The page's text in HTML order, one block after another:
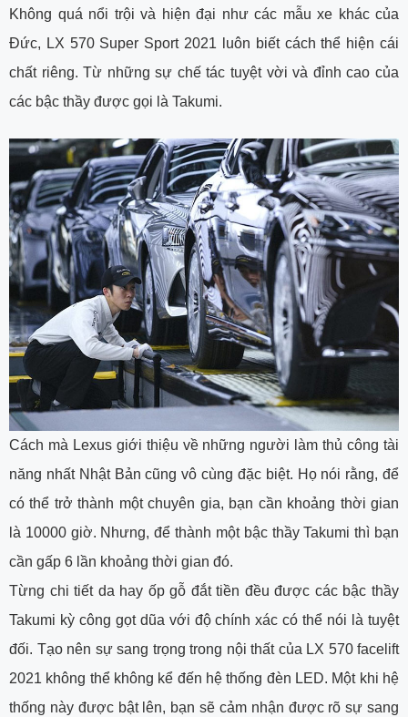
Không quá nổi trội và hiện đại như các mẫu xe khác của
Đức, LX 570 Super Sport 2021 luôn biết cách thể hiện cái
chất riêng. Từ những sự chế tác tuyệt vời và đỉnh cao của
các bậc thầy được gọi là Takumi.
Cách mà Lexus giới thiệu về những người làm thủ công tài
năng nhất Nhật Bản cũng vô cùng đặc biệt. Họ nói rằng, để
có thể trở thành một chuyên gia, bạn cần khoảng thời gian
là 10000 giờ. Nhưng, để thành một bậc thầy Takumi thì bạn
cần gấp 6 lần khoảng thời gian đó.
Từng chi tiết da hay ốp gỗ đắt tiền đều được các bậc thầy
Takumi kỳ công gọt dũa với độ chính xác có thể nói là tuyệt
đối. Tạo nên sự sang trọng trong nội thất của LX 570 facelift
2021 không thể không kể đến hệ thống đèn LED. Một khi hệ
thống này được bật lên, bạn sẽ cảm nhận được rõ sự sang